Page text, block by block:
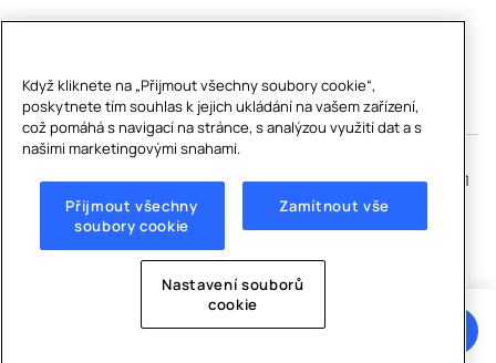
Stanice
lahví na
vodu
Příslušenství
Časté
Copyright © 2026 Culligan Water Czech s.r.o., Obchodní 107, 251 01
Čestlice, IČO 05059097
Ochrana soukromí
Když kliknete na „Přijmout všechny soubory cookie“,
poskytnete tím souhlas k jejich ukládání na vašem zařízení,
což pomáhá s navigací na stránce, s analýzou využití dat a s
našimi marketingovými snahami.
Přijmout všechny
soubory cookie
Zamítnout vše
Nastavení souborů
cookie
Poptávka